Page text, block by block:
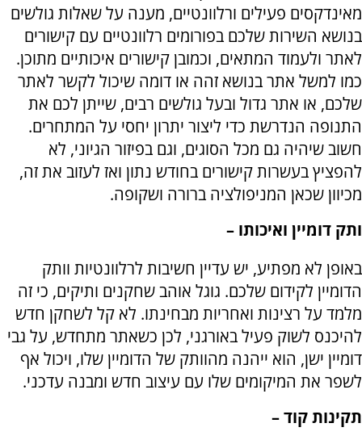
מאינדקסים פעילים ורלוונטיים, מענה על שאלות גולשים
בנושא השירות שלכם בפורומים רלוונטיים עם קישורים
לאתר ולעמוד המתאים, וכמובן קישורים איכותיים מתוכן.
כמו למשל אתר בנושא זהה או דומה שיכול לקשר לאתר
שלכם, או אתר גדול ובעל גולשים רבים, שייתן לכם את
התנופה הנדרשת כדי ליצור יתרון יחסי על המתחרים.
חשוב שיהיה גם מכל הסוגים, וגם בפיזור הגיוני, לא
להפציץ בעשרות קישורים בחודש נתון ואז לעזוב את זה,
מכיוון שכאן המניפולציה ברורה ושקופה.
ותק דומיין ואיכותו –
באופן לא מפתיע, יש עדיין חשיבות לרלוונטיות וותק
הדומיין לקידום שלכם. גוגל אוהב שחקנים ותיקים, כי זה
מלמד על רצינות ואחריות מבחינתו. לא קל לשחקן חדש
להיכנס לשוק פעיל באורגני, לכן כשאתר מתחדש, על גבי
דומיין ישן, הוא ייהנה מהוותק של הדומיין שלו, ויכול אף
לשפר את המיקומים שלו עם עיצוב חדש ומבנה עדכני.
תקינות קוד –